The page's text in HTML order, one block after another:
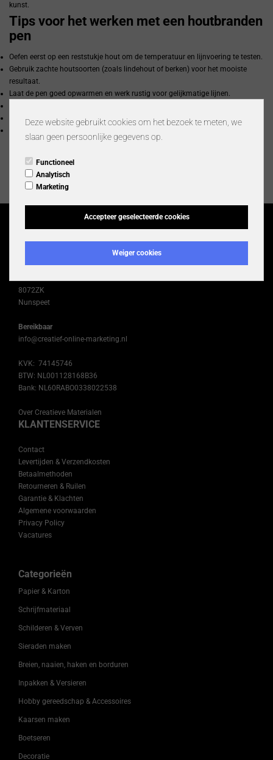
kunst.
Tips voor het werken met een houtbranden
pen
Oefen eerst op een reststukje hout om de temperatuur en lijnvoering te testen.
Gebruik zachte houtsoorten (zoals lindehout of berken) voor het mooiste
resultaat.
Laat de pen goed opwarmen en werk rustig voor gelijkmatige lijnen.
Reinig de opzetstukken regelmatig voor scherpe lijnen en details.
Combineer je houtbranden pen met houten objecten, leren labels, kurk,
decoratie” en maak elk project persoonlijk en uniek!
CREATIEVE MATERIALEN
Onderdeel vanCreatief Online Marketing
8072ZK
Nunspeet
Bereikbaar
info@creatief-online-marketing.nl
KVK: 74145746
BTW: NL001128168B36
Bank: NL60RABO0338022538
Over Creatieve Materialen
KLANTENSERVICE
Contact
Levertijden & Verzendkosten
Betaalmethoden
Retourneren & Ruilen
Garantie & Klachten
Algemene voorwaarden
Privacy Policy
Vacatures
Categorieën
Papier & Karton
Schrijfmateriaal
Schilderen & Verven
Sieraden maken
Breien, naaien, haken en borduren
Inpakken & Versieren
Hobby gereedschap & Accessoires
Kaarsen maken
Boetseren
Decoratie
Deze website gebruikt cookies om het bezoek te meten, we
slaan geen persoonlijke gegevens op.
Functioneel
Analytisch
Marketing
Accepteer geselecteerde cookies
Weiger cookies